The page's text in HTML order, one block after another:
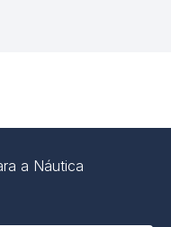
a Náutica